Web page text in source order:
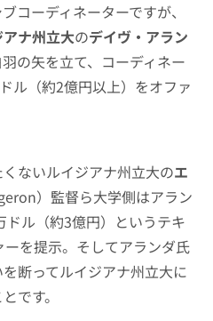
コーディネーターですが、
ナ州立大のデイヴ・アラン
の矢を立て、コーディネー
ル（約2億円以上）をオファ
ないルイジアナ州立大のエ
）監督ら大学側はアラン
ル（約3億円）というテキ
を提示。そしてアランダ氏
断ってルイジアナ州立大に
です。